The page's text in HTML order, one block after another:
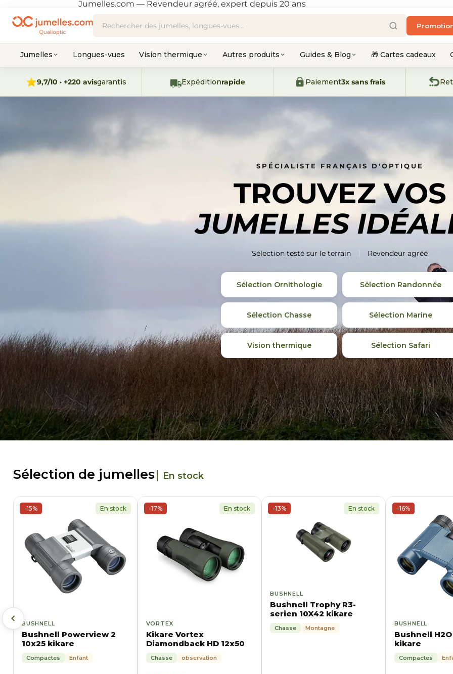
Jumelles.com — Revendeur agréé, expert depuis 20 ans
Jumelles Longues-vues Vision thermique Autres produits Guides & Blog 🎁 Cartes cadeaux
9,7/10 · +220 avisgarantis Expéditionrapide Paiement3x sans frais
SPÉCIALISTE FRANÇAIS D'OPTIQUE
TROUVEZ VOS
JUMELLES
Sélection testé sur le terrain Revendeur agréé
Sélection Ornithologie Sélection Randonnée
Sélection Chasse Sélection Marine
Vision thermique Sélection Safari
Sélection de jumelles En stock
-15% En stock
BUSHNELL
Bushnell Powerview 2
10x25 kikare
Compactes Enfant
-17% En stock
VORTEX
Kikare Vortex
Diamondback HD 12x50
Chasse observation
-13% En stock
BUSHNELL
Bushnell Trophy R3-
serien 10X42 kikare
Chasse Montagne
-16%
BUSHNELL
Bushnell H2O
kikare
Compactes